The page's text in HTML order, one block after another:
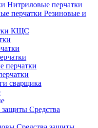
Нитриловые перчатки
Резиновые и
КЩС
сварщика
Средства